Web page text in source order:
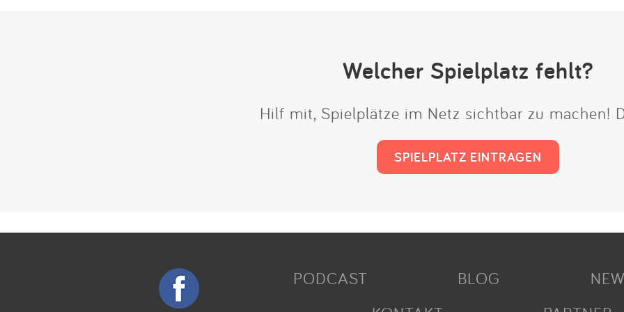
Welcher Spielplatz fehlt?
Hilf mit, Spielplätze im Netz sichtbar zu machen!
SPIELPLATZ EINTRAGEN
PODCAST BLOG